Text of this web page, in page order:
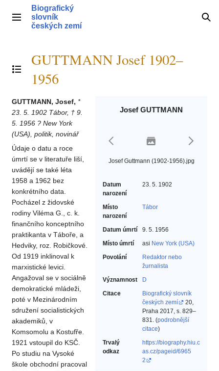
obsahHlavní menu
Biografický
slovník
českých zemí
Přepnout obsah
GUTTMANN Josef 1902–
1956
Josef GUTTMANN
Josef Guttmann (1902-1956).jpg
Datum
narození
23. 5. 1902
Místo
narození
Tábor
Datum úmrtí
9. 5. 1956
Místo úmrtí
asi New York (USA)
Povolání
Redaktor nebo
žurnalista‎
Významnost
D
Citace
Biografický slovník
českých zemí
20,
Praha 2017, s. 829–
831. (podrobnější
citace)
Trvalý
odkaz
https://biography.hiu.c
as.cz/pageid/6965
2
GUTTMANN, Josef, *
23. 5. 1902 Tábor, † 9.
5. 1956 ? New York
(USA), politik, novinář
Údaje o datu a roce
úmrtí se v literatuře liší,
uvádějí se také léta
1958 a 1962 bez
konkrétního data.
Pocházel z židovské
rodiny Viléma G., c. k.
finančního konceptního
praktikanta v Táboře, a
Hedviky, roz. Robičkové.
Od 1919 inklinoval k
marxistické levici.
Angažoval se v sociálně
demokratické mládeži,
poté v Mezinárodním
sdružení socialistických
akademiků, v
Komsomolu a Kostufře.
1921 vstoupil do KSČ.
Po studiu na Vysoké
škole obchodní pracoval